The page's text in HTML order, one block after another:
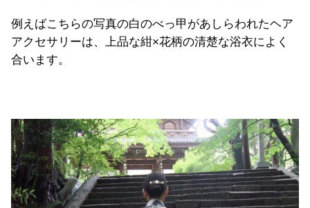
例えばこちらの写真の白のべっ甲があしらわれたヘア
アクセサリーは、上品な紺×花柄の清楚な浴衣によく
合います。